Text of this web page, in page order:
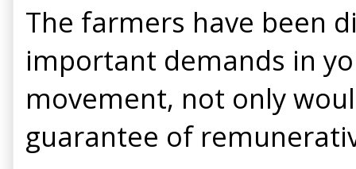
The farmers have been
important demands in
movement, not only
guarantee of